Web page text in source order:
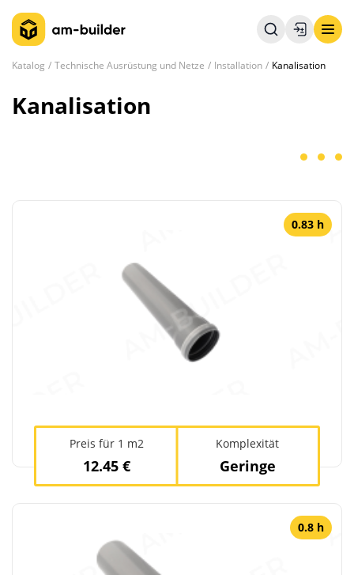
Katalog Technische Ausrüstung und Netze Installation Kanalisation
Kanalisation
0.83 h
Preis für 1 m2
12.45 €
Komplexität
Geringe
0.8 h